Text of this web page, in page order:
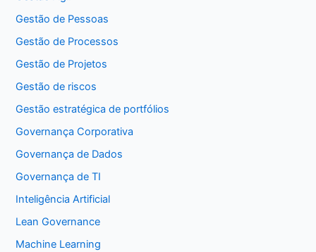
Gestão de Pessoas
Gestão de Processos
Gestão de Projetos
Gestão de riscos
Gestão estratégica de portfólios
Governança Corporativa
Governança de Dados
Governança de TI
Inteligência Artificial
Lean Governance
Machine Learning